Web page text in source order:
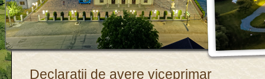
Declaratii de avere viceprimar